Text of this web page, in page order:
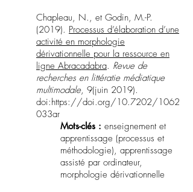
Chapleau, N., et Godin, M.-P.
(2019). Processus d’élaboration d’une
activité en morphologie
dérivationnelle pour la ressource en
ligne Abracadabra. Revue de
recherches en littératie médiatique
multimodale, 9(juin 2019).
doi:https://doi.org/10.7202/1062
033ar
Mots-clés : enseignement et
apprentissage (processus et
méthodologie), apprentissage
assisté par ordinateur,
morphologie dérivationnelle